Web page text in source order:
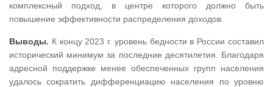
комплексный подход, в центре которого должно быть
повышение эффективности распределения доходов.
Выводы. К концу 2023 г. уровень бедности в России составил
исторический минимум за последние десятилетия. Благодаря
адресной поддержке менее обеспеченных групп населения
удалось сократить дифференциацию населения по уровню